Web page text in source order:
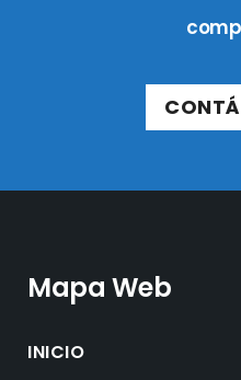
Mapa Web
INICIO